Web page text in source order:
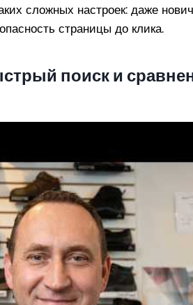
сложных настроек: даже
страницы до клика.
поиск и